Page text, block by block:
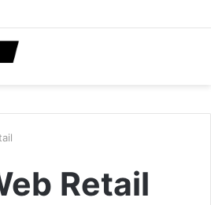
Retail